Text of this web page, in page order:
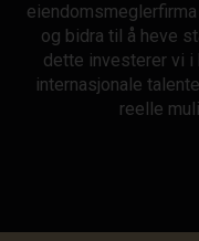
og bidra til å heve
dette investerer vi
internasjonale
reelle